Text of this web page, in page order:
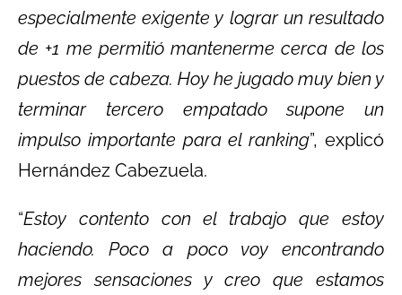
especialmente exigente y lograr un resultado
de +1 me permitió mantenerme cerca de los
puestos de cabeza. Hoy he jugado muy bien y
terminar tercero empatado supone un
impulso importante para el ranking”, explicó
Hernández Cabezuela.
“Estoy contento con el trabajo que estoy
haciendo. Poco a poco voy encontrando
mejores sensaciones y creo que estamos